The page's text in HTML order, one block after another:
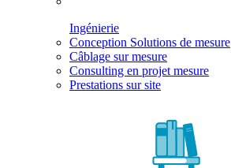
Ingénierie
Conception Solutions de mesure
Câblage sur mesure
Consulting en projet mesure
Prestations sur site